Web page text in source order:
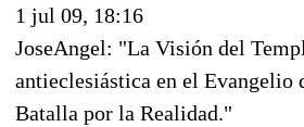
1 jul 09, 18:16
JoseAngel: "La Visión del
antieclesiástica en el Evangelio
Batalla por la Realidad."